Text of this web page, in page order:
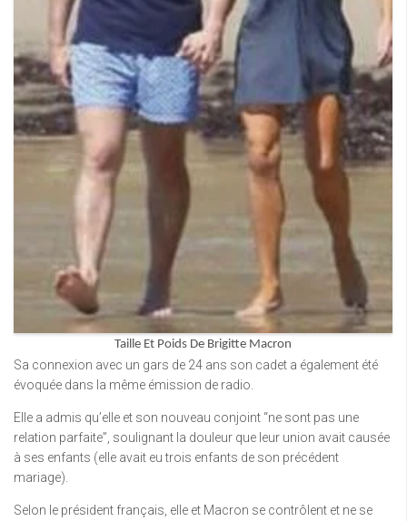
Taille Et Poids De Brigitte Macron
Sa connexion avec un gars de 24 ans son cadet a également été
évoquée dans la même émission de radio.
Elle a admis qu’elle et son nouveau conjoint “ne sont pas une
relation parfaite”, soulignant la douleur que leur union avait causée
à ses enfants (elle avait eu trois enfants de son précédent
mariage).
Selon le président français, elle et Macron se contrôlent et ne se